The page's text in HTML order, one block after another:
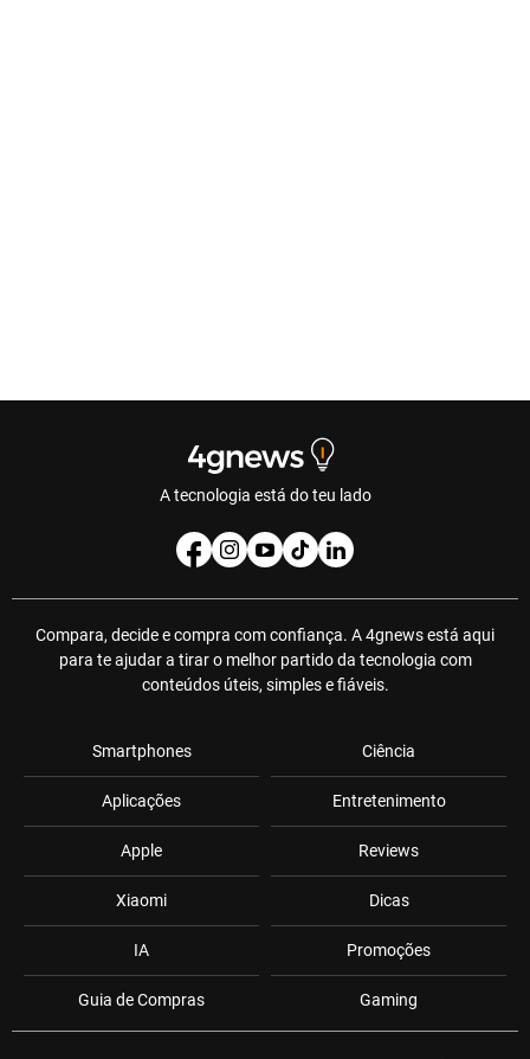
A tecnologia está do teu lado
Compara, decide e compra com confiança. A 4gnews está aqui
para te ajudar a tirar o melhor partido da tecnologia com
conteúdos úteis, simples e fiáveis.
Smartphones
Aplicações
Apple
Xiaomi
IA
Guia de Compras
Ciência
Entretenimento
Reviews
Dicas
Promoções
Gaming